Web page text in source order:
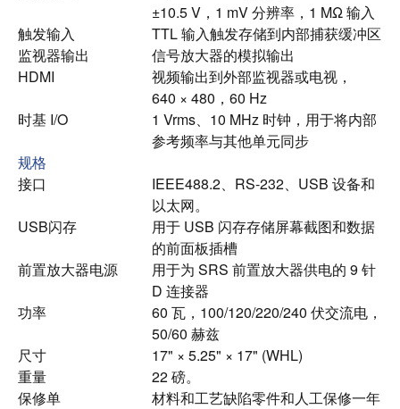
±10.5 V，1 mV 分辨率，1 MΩ 输入
触发输入
TTL 输入触发存储到内部捕获缓冲区
监视器输出
信号放大器的模拟输出
HDMI
视频输出到外部监视器或电视，
640 × 480，60 Hz
时基 I/O
1 Vrms、10 MHz 时钟，用于将内部
参考频率与其他单元同步
规格
接口
IEEE488.2、RS-232、USB 设备和
以太网。
USB闪存
用于 USB 闪存存储屏幕截图和数据
的前面板插槽
前置放大器电源
用于为 SRS 前置放大器供电的 9 针
D 连接器
功率
60 瓦，100/120/220/240 伏交流电，
50/60 赫兹
尺寸
17" × 5.25" × 17" (WHL)
重量
22 磅。
保修单
材料和工艺缺陷零件和人工保修一年